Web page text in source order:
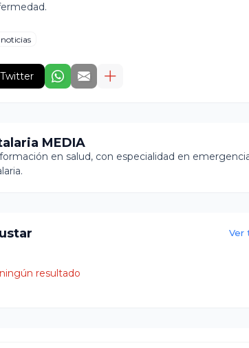
noticias
Twitter
MEDIA
en salud, con especialidad en
Ver
resultado